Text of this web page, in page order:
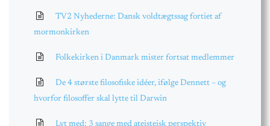
TV2 Nyhederne: Dansk voldtægtssag fortiet af
mormonkirken
Folkekirken i Danmark mister fortsat medlemmer
De 4 største filosofiske idéer, ifølge Dennett – og
hvorfor filosoffer skal lytte til Darwin
Lyt med: 3 sange med ateisteisk perspektiv